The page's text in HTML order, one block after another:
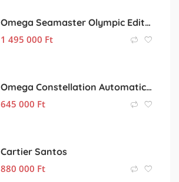
Omega Seamaster Olympic Edition
1 495 000 Ft
Omega Constellation Automatic 18k
645 000 Ft
Cartier Santos
880 000 Ft